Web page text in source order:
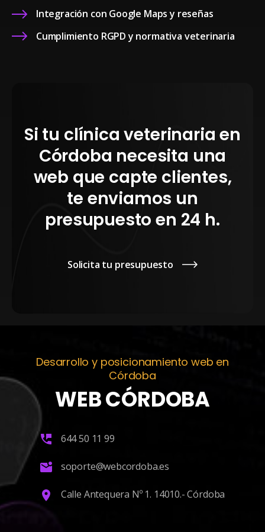
Integración con Google Maps y reseñas
Cumplimiento RGPD y normativa veterinaria
Si tu clínica veterinaria en
Córdoba necesita una
web que capte clientes,
te enviamos un
presupuesto en 24 h.
Solicita tu presupuesto
Desarrollo y posicionamiento web en
Córdoba
WEB CÓRDOBA
644 50 11 99
soporte@webcordoba.es
Calle Antequera Nº 1. 14010.- Córdoba